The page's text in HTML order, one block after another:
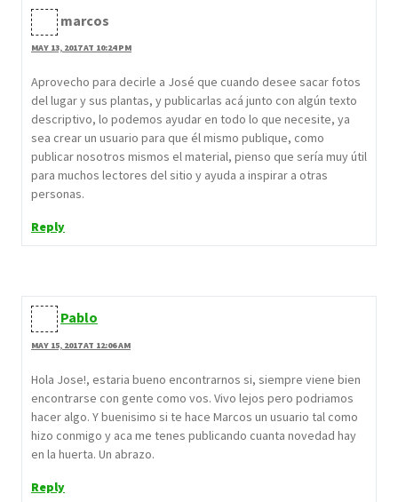
marcos
MAY 13, 2017 AT 10:24 PM
Aprovecho para decirle a José que cuando desee sacar fotos
del lugar y sus plantas, y publicarlas acá junto con algún texto
descriptivo, lo podemos ayudar en todo lo que necesite, ya
sea crear un usuario para que él mismo publique, como
publicar nosotros mismos el material, pienso que sería muy útil
para muchos lectores del sitio y ayuda a inspirar a otras
personas.
Reply
Pablo
MAY 15, 2017 AT 12:06 AM
Hola Jose!, estaria bueno encontrarnos si, siempre viene bien
encontrarse con gente como vos. Vivo lejos pero podriamos
hacer algo. Y buenisimo si te hace Marcos un usuario tal como
hizo conmigo y aca me tenes publicando cuanta novedad hay
en la huerta. Un abrazo.
Reply